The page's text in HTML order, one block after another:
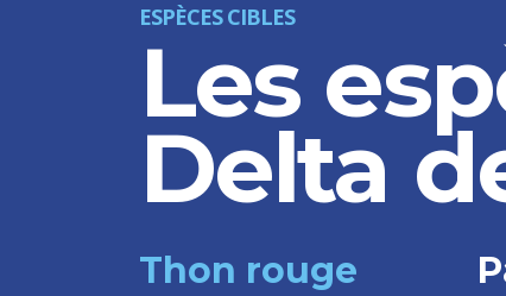
ESPÈCES CIBLES
Les
Delta
Thon rouge